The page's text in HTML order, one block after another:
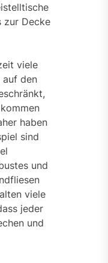
zur Decke
viele
auf den
haben
sind
und
viele
jeder
und